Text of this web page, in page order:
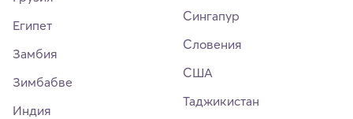
Египет
Замбия
Зимбабве
Индия
Сингапур
Словения
США
Таджикистан